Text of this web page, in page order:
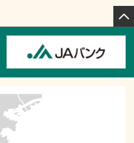
す）
ュニティセンター）へ参加